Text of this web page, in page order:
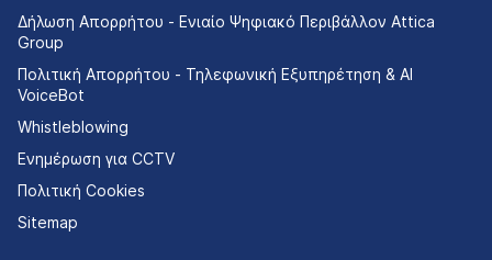
Δήλωση Απορρήτου - Ενιαίο Ψηφιακό Περιβάλλον Attica
Group
Πολιτική Απορρήτου - Τηλεφωνική Εξυπηρέτηση & AI
VoiceBot
Whistleblowing
Ενημέρωση για CCTV
Πολιτική Cookies
Sitemap